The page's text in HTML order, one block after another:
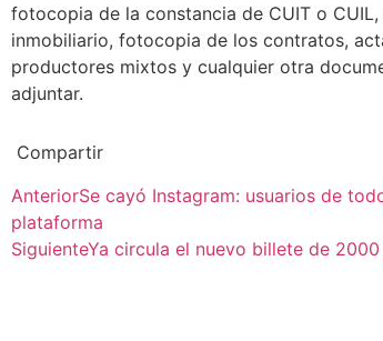
fotocopia de la constancia de CUIT o
inmobiliario, fotocopia de los contratos,
productores mixtos y cualquier otra
adjuntar.
Compartir
AnteriorSe cayó Instagram: usuarios de
plataforma
SiguienteYa circula el nuevo billete de